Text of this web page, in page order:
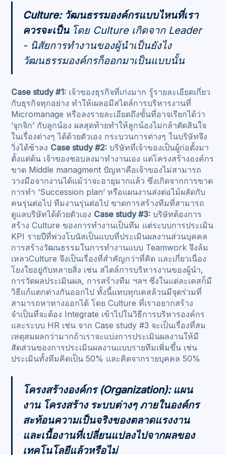
Culture: วัฒนธรรมองค์กรแบบไหนที่เรา
ควรจะเป็น โดย Culture เกิดจาก Leader
- นิสัยการทำงานของผู้นำเป็นยังไง
วัฒนธรรมองค์กรก็ออกมาเป็นแบบนั้น
Case study #1: เจ้าของธุรกิจที่เก่งมาก รู้รายละเอียดเกี่ยว
กับธุรกิจทุกอย่าง ทำให้เผลอมีสไตล์การบริหารงานที่
Micromanage หรือลงรายละเอียดถึงขั้นที่อาจเรียกได้ว่า
‘จุกจิก’ กับลูกน้อง ผลสุดท้ายทำให้ลูกน้องไม่กล้าตัดสินใจ
ในเรื่องต่างๆ ได้ด้วยตัวเอง กระบวนการต่างๆ ในบริษัทจึง
วิ่งได้ช้าลง Case study #2: บริษัทที่เจ้าของเป็นผู้ก่อตั้งมา
ตั้งแต่ต้น เจ้าของชอบลงมาทำงานเอง แต่โครงสร้างองค์กร
ขาด Middle managment ปัญหาคือเจ้าของไม่สามารถ
วางมือจากงานได้แม้ว่าจะอายุมากแล้ว ซึ่งเกิดจากการขาด
การทำ ‘Succession plan’ หรือแผนงานส่งต่อไม้ผลัดกับ
คนรุ่นต่อไป ทีมงานรุ่นต่อไป ขาดการสร้างทีมที่สามารถ
ดูแลบริษัทได้ด้วยตัวเอง Case study #3: บริษัทต้องการ
สร้าง Culture ของการทำงานเป็นทีม แต่ระบบการประเมิน
KPI รายปีที่พ่วงโบนัสเป็นแบบที่ประเมินผลงานส่วนบุคคล
การสร้างวัฒนธรรมในการทำงานแบบ Teamwork จึงล้ม
เหลวCulture จึงเป็นเรื่องที่สำคัญกว่าที่คิด และเกี่ยวเนื่อง
โยงใยอยู่กับหลายสิ่ง เช่น สไตล์การบริหารงานของผู้นำ,
การวัดผลประเมินผล, การสร้างทีม ฯลฯ ซึ่งในแต่ละเคสก็มี
วิธีแก้แตกต่างกันออกไป ทั้งนี้แทบทุกเคสล้วนมีจุดร่วมที่
สามารถหาทางออกได้ โดย Culture ที่เราอยากสร้าง
จำเป็นที่จะต้อง Integrate เข้าไปในวิธีการบริหารองค์กร
และระบบ HR เช่น จาก Case study #3 จะเป็นเรื่องที่สม
เหตุสมผลกว่ามากถ้าเราจะแบ่งการประเมินผลงานให้มี
สัดส่วนของการประเมินผลงานแบบรายทีมเพิ่มขึ้น เช่น
ประเมินทั้งทีมคิดเป็น 50% และคิดจากรายบุคคล 50%
โครงสร้างองค์กร (Organization): แผน
งาน โครงสร้าง ระบบต่างๆ ภายในองค์กร
สะท้อนความเป็นจริงของตลาดแรงงาน
และเนื้องานที่เปลี่ยนแปลงไปจากผลของ
เทคโนโลยีแล้วหรือไม่